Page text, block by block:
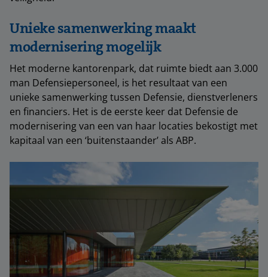
Unieke samenwerking maakt
modernisering mogelijk
Het moderne kantorenpark, dat ruimte biedt aan 3.000
man Defensiepersoneel, is het resultaat van een
unieke samenwerking tussen Defensie, dienstverleners
en financiers. Het is de eerste keer dat Defensie de
modernisering van een van haar locaties bekostigt met
kapitaal van een ‘buitenstaander’ als ABP.